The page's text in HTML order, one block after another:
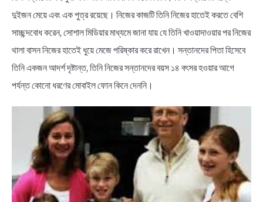
দুইজন মেয়ে এবং এক পুত্র রয়েছে। নিজের কাজটি তিনি নিজের হাতেই করতে বেশি
সাচ্ছন্দবোধ করেন, সোশাল মিডিয়ার মাধ্যমে জানা যায় যে তিনি খাওয়াদাওয়ার পর নিজের
থালা বাসন নিজের হাতেই ধুয়ে মেজে পরিষ্কার করে রাখেন। সন্তানদের পিতা হিসেবে
তিনি একজন আদর্শ দৃষ্টান্ত, তিনি নিজের সন্তানদের বয়স ১৪ বৎসর হওয়ার আগে
পর্যন্ত কোনো ধরণের মোবাইল ফোন কিনে দেননি।